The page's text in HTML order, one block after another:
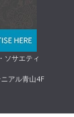
ソサエティ
アル青山4F